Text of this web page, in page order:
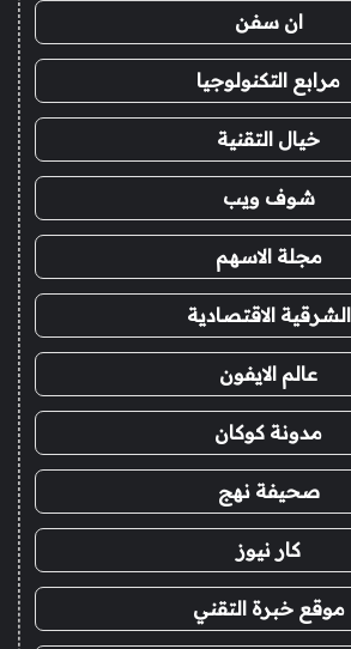
ان سفن
مرابع التكنولوجيا
خيال التقنية
شوف ويب
مجلة الاسهم
الشرقية الاقتصادية
عالم الايفون
مدونة كوكان
صحيفة نهج
كار نيوز
موقع خبرة التقني